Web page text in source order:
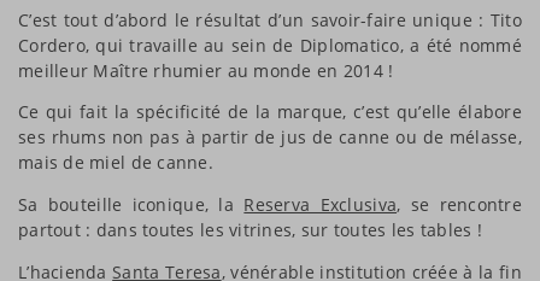
C’est tout d’abord le résultat d’un savoir-faire unique : Tito
Cordero, qui travaille au sein de Diplomatico, a été nommé
meilleur Maître rhumier au monde en 2014 !
Ce qui fait la spécificité de la marque, c’est qu’elle élabore
ses rhums non pas à partir de jus de canne ou de mélasse,
mais de miel de canne.
Sa bouteille iconique, la Reserva Exclusiva, se rencontre
partout : dans toutes les vitrines, sur toutes les tables !
L’hacienda Santa Teresa, vénérable institution créée à la fin